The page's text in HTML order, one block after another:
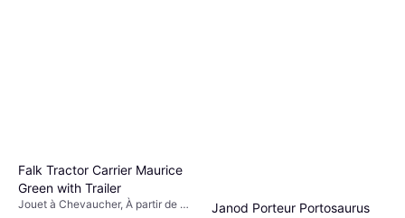
Falk Tractor Carrier Maurice
Green with Trailer
Jouet à Chevaucher, À partir de 2
Janod Porteur Portosaurus